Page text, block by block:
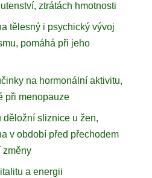
ztrátách hmotnosti
tělesný i psychický vývoj
pomáhá při jeho
na hormonální aktivitu,
při menopauze
děložní sliznice u žen,
v období před přechodem
změny
a energii